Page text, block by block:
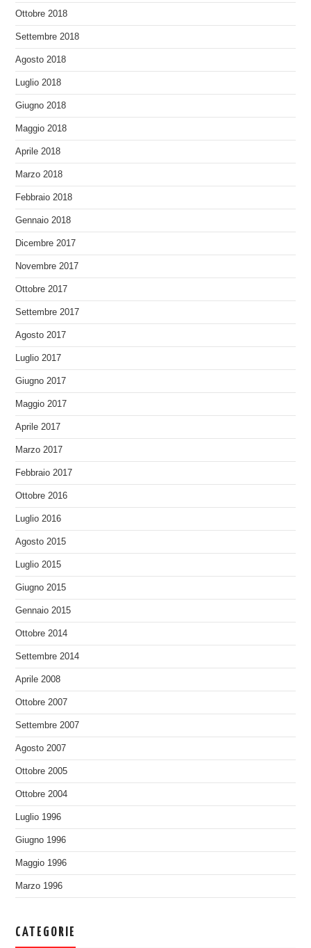
Ottobre 2018
Settembre 2018
Agosto 2018
Luglio 2018
Giugno 2018
Maggio 2018
Aprile 2018
Marzo 2018
Febbraio 2018
Gennaio 2018
Dicembre 2017
Novembre 2017
Ottobre 2017
Settembre 2017
Agosto 2017
Luglio 2017
Giugno 2017
Maggio 2017
Aprile 2017
Marzo 2017
Febbraio 2017
Ottobre 2016
Luglio 2016
Agosto 2015
Luglio 2015
Giugno 2015
Gennaio 2015
Ottobre 2014
Settembre 2014
Aprile 2008
Ottobre 2007
Settembre 2007
Agosto 2007
Ottobre 2005
Ottobre 2004
Luglio 1996
Giugno 1996
Maggio 1996
Marzo 1996
CATEGORIE